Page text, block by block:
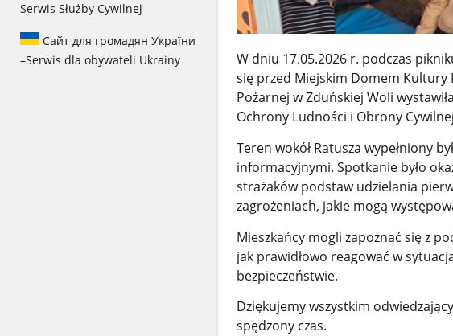
Serwis Służby Cywilnej
Сайт для громадян України
–Serwis dla obywateli Ukrainy
W dniu 17.05.2026 r. podczas
się przed Miejskim Domem Kultury
Pożarnej w Zduńskiej Woli
Ochrony Ludności i Obrony
Teren wokół Ratusza wypełniony
informacyjnymi. Spotkanie było
strażaków podstaw udzielania
zagrożeniach, jakie mogą
Mieszkańcy mogli zapoznać się z
jak prawidłowo reagować w
bezpieczeństwie.
Dziękujemy wszystkim
spędzony czas.